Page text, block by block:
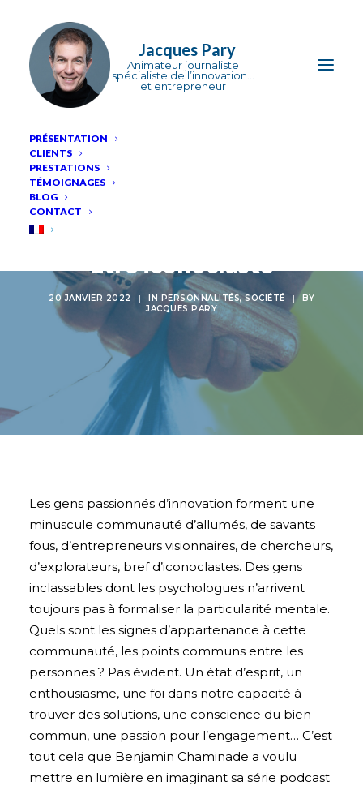
Jacques Pary
PRÉSENTATION
CLIENTS
PRESTATIONS
TÉMOIGNAGES
BLOG
CONTACT
Être iconoclaste
20 JANVIER 2022 | IN PERSONNALITÉS, SOCIÉTÉ |
BY
JACQUES PARY
Les gens passionnés d’innovation forment une
minuscule communauté d’allumés, de savants
fous, d’entrepreneurs visionnaires, de chercheurs,
d’explorateurs, bref d’iconoclastes. Des gens
inclassables dont les psychologues n’arrivent
toujours pas à formaliser la particularité mentale.
Quels sont les signes d’appartenance à cette
communauté, les points communs entre les
personnes ? Pas évident. Un état d’esprit, un
enthousiasme, une foi dans notre capacité à
trouver des solutions, une conscience du bien
commun, une passion pour l’engagement… C’est
tout cela que Benjamin Chaminade a voulu
mettre en lumière en imaginant sa série podcast